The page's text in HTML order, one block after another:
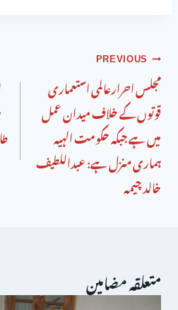
PREVIOUS
مجلس احرارعالمی استعماری
قوتوں کے خلاف میدان عمل
میں ہے جبکہ حکومت الہیہ
ہماری منزل ہے: عبداللطیف
خالد چیمہ
متعلقہ مضامین